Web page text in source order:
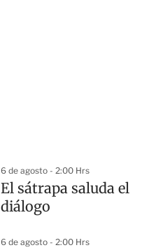
6 de agosto - 2:00 Hrs
El sátrapa saluda el
diálogo
6 de agosto - 2:00 Hrs